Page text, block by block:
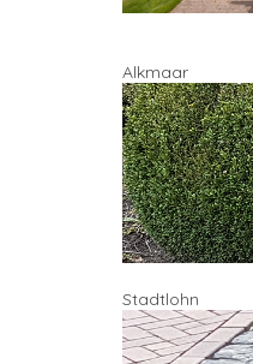
Alkmaar
Stadtlohn